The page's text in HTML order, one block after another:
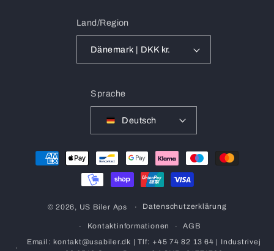
Land/Region
Dänemark | DKK kr.
Sprache
Deutsch
Zahlungsmethoden
© 2026, US Biler Aps Datenschutzerklärung
Kontaktinformationen
AGB
Email: kontakt@usabiler.dk | Tlf: +45 74 82 13 64 | Industrivej